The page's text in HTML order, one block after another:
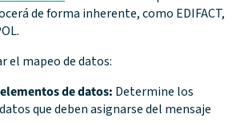
de forma inherente, como EDIFACT,
el mapeo de datos:
de datos: Determine los
que deben asignarse del mensaje